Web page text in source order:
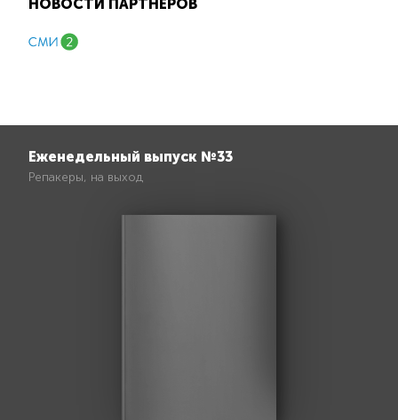
НОВОСТИ ПАРТНЕРОВ
Еженедельный выпуск №33
Репакеры, на выход